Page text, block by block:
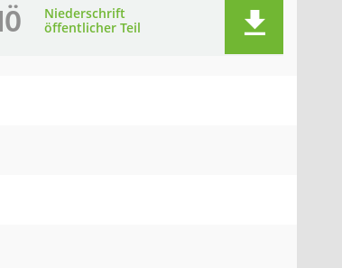
Niederschrift
öffentlicher Teil